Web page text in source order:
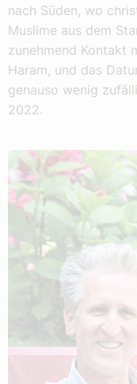
nach Süden, wo
Muslime aus dem
zunehmend Kontakt
Haram, und das
genauso wenig
2022.